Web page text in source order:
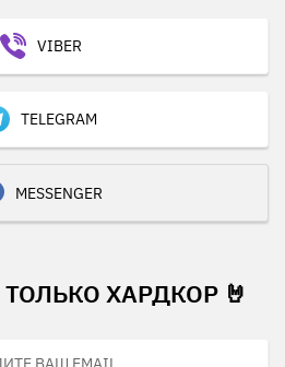
VIBER
TELEGRAM
MESSENGER
ХАРДКОР 🤘